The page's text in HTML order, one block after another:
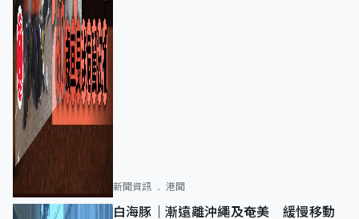
新聞資訊 港聞
白海豚｜漸遠離沖繩及奄美 緩慢移動